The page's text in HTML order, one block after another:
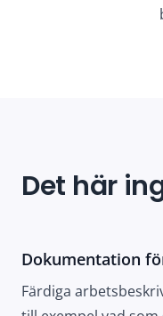
Det här
Dokumentation
Färdiga